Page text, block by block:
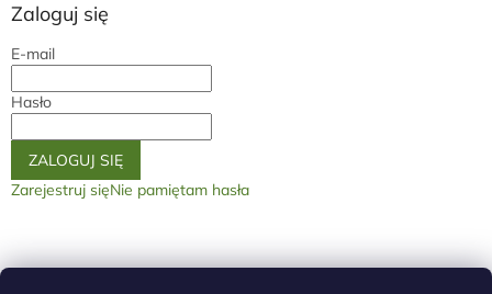
Zaloguj się
E-mail
Hasło
ZALOGUJ SIĘ
Zarejestruj sięNie pamiętam hasła